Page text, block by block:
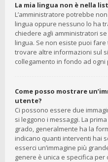
La mia lingua non è nella
L’amministratore potrebbe
lingua oppure nessuno lo ha
chiedere agli amministratori
lingua. Se non esiste puoi
trovare altre informazioni sul
collegamento in fondo ad ogni
Come posso mostrare
utente?
Ci possono essere due
si leggono i messaggi. La
grado, generalmente ha la
indicano quanti interventi hai
esserci un’immagine più
genere è unica e specifica per